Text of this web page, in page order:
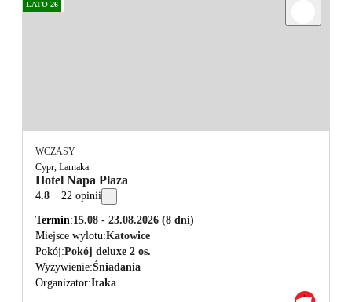
LATO 26
WCZASY
Cypr, Larnaka
Hotel Napa Plaza
4.8 22 opinii
Termin 15.08 - 23.08.2026 (8 dni)
Miejsce wylotu Katowice
Pokój Pokój deluxe 2 os.
Wyżywienie Śniadania
Organizator Itaka